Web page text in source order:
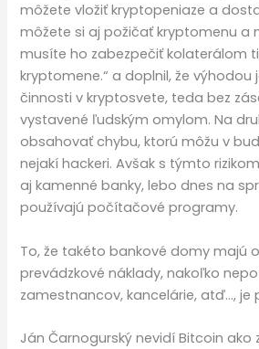
môžete vložiť kryptopeniaze a
môžete si aj požičať kryptomenu a
musíte ho zabezpečiť kolaterálom
kryptomene.“ a doplnil, že výhodou
činnosti v kryptosvete, teda bez
vystavené ľudským omylom. Na
obsahovať chybu, ktorú môžu v
nejakí hackeri. Avšak s týmto
aj kamenné banky, lebo dnes na
používajú počítačové programy.
To, že takéto bankové domy majú
prevádzkové náklady, nakoľko
zamestnancov, kancelárie, atď…, je
Ján Čarnogurský nevidí Bitcoin